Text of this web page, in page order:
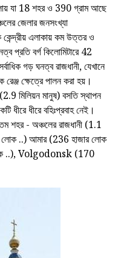
যা 18 শহর ও 390 গ্রাম আছে
জেলার জনসংখ্যা
এলাকায় কম উত্তর ও
প্রতি বর্গ কিলোমিটারে 42
গড় ঘনত্ব রাজধানী, যেখানে
ক্ষেত্রে পালন করা হয়।
মিলিয়ন মানুষ) বসতি স্থাপন
ধীরে ধীরে বহিঃপ্রবাহ নেই।
শহর - অঞ্চলের রাজধানী (1.1
লোক ..) আমার (236 হাজার লোক
..), Volgodonsk (170